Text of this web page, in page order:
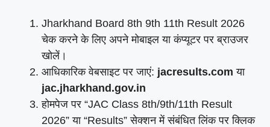
Jharkhand Board 8th 9th 11th Result 2026
चेक करने के लिए अपने मोबाइल या कंप्यूटर पर ब्राउजर
खोलें।
आधिकारिक वेबसाइट पर जाएं: jacresults.com या
jac.jharkhand.gov.in
होमपेज पर “JAC Class 8th/9th/11th Result
2026” या “Results” सेक्शन में संबंधित लिंक पर क्लिक